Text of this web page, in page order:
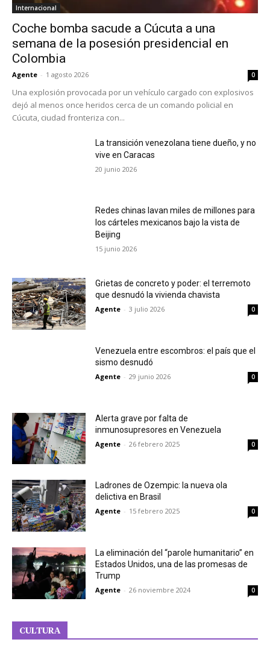
Internacional
Coche bomba sacude a Cúcuta a una
semana de la posesión presidencial en
Colombia
Agente - 1 agosto 2026 0
Una explosión provocada por un vehículo cargado con explosivos
dejó al menos once heridos cerca de un comando policial en
Cúcuta, ciudad fronteriza con...
La transición venezolana tiene dueño, y no
vive en Caracas
20 junio 2026
Redes chinas lavan miles de millones para
los cárteles mexicanos bajo la vista de
Beijing
15 junio 2026
Grietas de concreto y poder: el terremoto
que desnudó la vivienda chavista
Agente - 3 julio 2026 0
Venezuela entre escombros: el país que el
sismo desnudó
Agente - 29 junio 2026 0
Alerta grave por falta de
inmunosupresores en Venezuela
Agente - 26 febrero 2025 0
Ladrones de Ozempic: la nueva ola
delictiva en Brasil
Agente - 15 febrero 2025 0
La eliminación del “parole humanitario” en
Estados Unidos, una de las promesas de
Trump
Agente - 26 noviembre 2024 0
CULTURA